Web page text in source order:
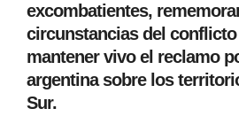
excombatientes,
circunstancias del
mantener vivo el reclamo
argentina sobre los
Sur.